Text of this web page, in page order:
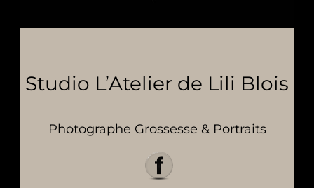
Studio L’Atelier de Lili Blois
Photographe Grossesse & Portraits